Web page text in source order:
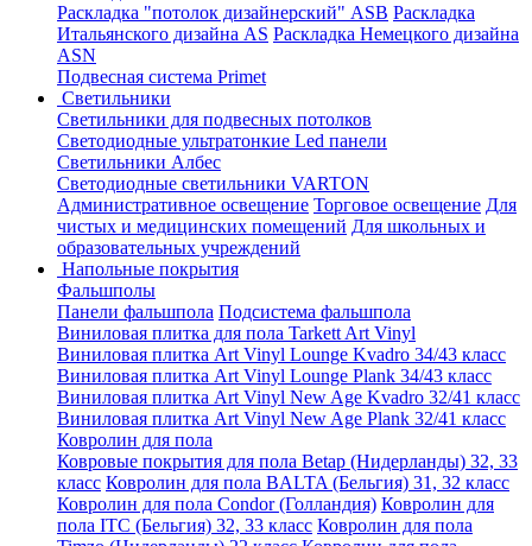
Раскладка "потолок дизайнерский" ASB Раскладка
Итальянского дизайна AS Раскладка Немецкого дизайна
АSN
Подвесная система Primet
Светильники
Светильники для подвесных потолков
Светодиодные ультратонкие Led панели
Светильники Албес
Светодиодные светильники VARTON
Административное освещение Торговое освещение Для
чистых и медицинских помещений Для школьных и
образовательных учреждений
Напольные покрытия
Фальшполы
Панели фальшпола Подсистема фальшпола
Виниловая плитка для пола Tarkett Art Vinyl
Виниловая плитка Art Vinyl Lounge Kvadro 34/43 класс
Виниловая плитка Art Vinyl Lounge Plank 34/43 класс
Виниловая плитка Art Vinyl New Age Kvadro 32/41 класс
Виниловая плитка Art Vinyl New Age Plank 32/41 класс
Ковролин для пола
Ковровые покрытия для пола Betap (Нидерланды) 32, 33
класс Ковролин для пола BALTA (Бельгия) 31, 32 класс
Ковролин для пола Condor (Голландия) Ковролин для
пола ITC (Бельгия) 32, 33 класс Ковролин для пола